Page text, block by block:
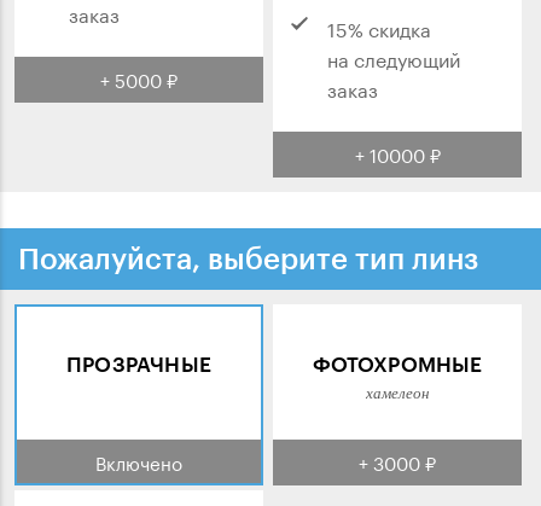
заказ
+ 5000 ₽
15% скидка
на следующий
заказ
+ 10000 ₽
Пожалуйста, выберите тип линз
ПРОЗРАЧНЫЕ
Включено
ФОТОХРОМНЫЕ
хамелеон
+ 3000 ₽